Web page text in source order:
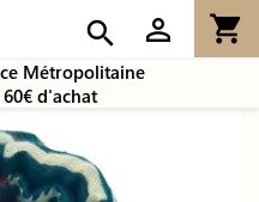
shopping_cart
person_outline
search
Métropolitaine
d'achat